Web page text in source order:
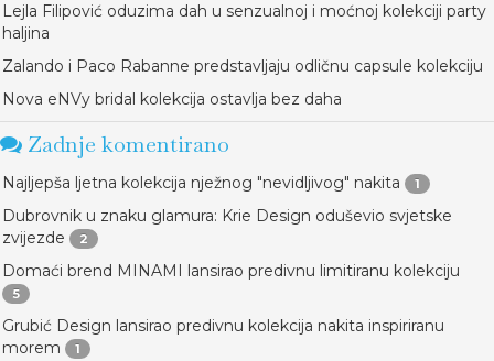
Lejla Filipović oduzima dah u senzualnoj i moćnoj kolekciji party
haljina
Zalando i Paco Rabanne predstavljaju odličnu capsule kolekciju
Nova eNVy bridal kolekcija ostavlja bez daha
Zadnje komentirano
Najljepša ljetna kolekcija nježnog "nevidljivog" nakita 1
Dubrovnik u znaku glamura: Krie Design oduševio svjetske
zvijezde
2
Domaći brend MINAMI lansirao predivnu limitiranu kolekciju
5
Grubić Design lansirao predivnu kolekcija nakita inspiriranu
morem
1